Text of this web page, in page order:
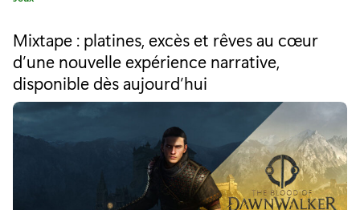
o
r
t
d
e
é
g
o
i
e
Mixtape : platines, excès et rêves au cœur
d’une nouvelle expérience narrative,
disponible dès aujourd’hui